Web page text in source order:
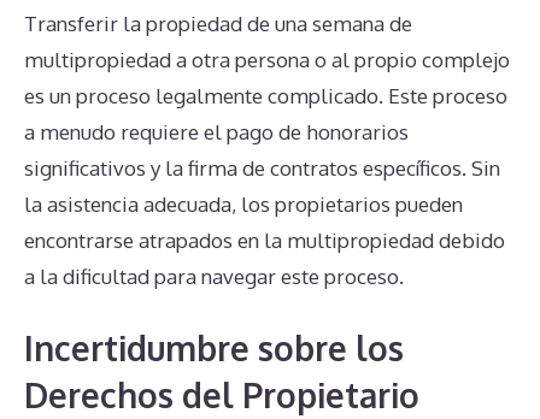
Transferir la propiedad de una semana de
multipropiedad a otra persona o al propio complejo
es un proceso legalmente complicado. Este proceso
a menudo requiere el pago de honorarios
significativos y la firma de contratos específicos. Sin
la asistencia adecuada, los propietarios pueden
encontrarse atrapados en la multipropiedad debido
a la dificultad para navegar este proceso.
Incertidumbre sobre los
Derechos del Propietario